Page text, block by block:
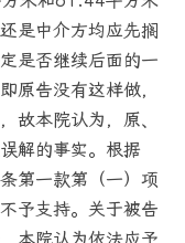
是中介方均应先搁
是否继续后面的一
原告没有这样做，
故本院认为，原、
解的事实。根据
第一款第（一）项
予支持。关于被告